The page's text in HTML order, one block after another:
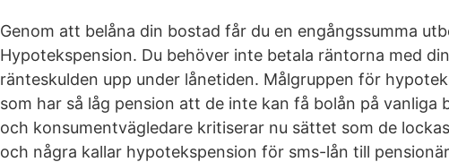
Genom att belåna din bostad får du en engångssumma
Hypotekspension. Du behöver inte betala räntorna med
ränteskulden upp under lånetiden. Målgruppen för
som har så låg pension att de inte kan få bolån på vanliga
och konsumentvägledare kritiserar nu sättet som de
och några kallar hypotekspension för sms-lån till